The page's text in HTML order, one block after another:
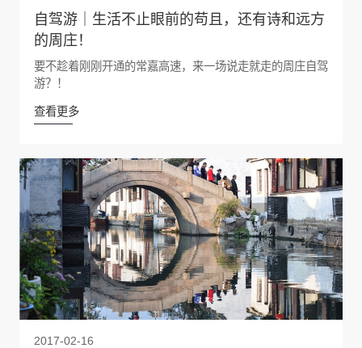
自驾游｜生活不止眼前的苟且，还有诗和远方
的周庄！
要不趁着刚刚开通的常嘉高速，来一场说走就走的周庄自驾
游？！
查看更多
2017-02-16